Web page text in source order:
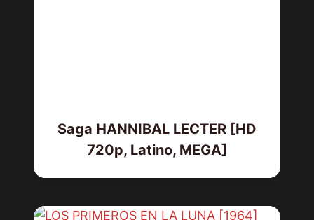
Saga HANNIBAL LECTER [HD
720p, Latino, MEGA]